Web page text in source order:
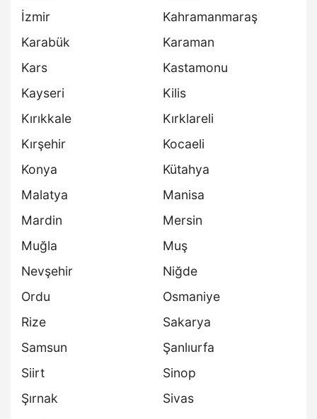
İzmir
Kahramanmaraş
Karabük
Karaman
Kars
Kastamonu
Kayseri
Kilis
Kırıkkale
Kırklareli
Kırşehir
Kocaeli
Konya
Kütahya
Malatya
Manisa
Mardin
Mersin
Muğla
Muş
Nevşehir
Niğde
Ordu
Osmaniye
Rize
Sakarya
Samsun
Şanlıurfa
Siirt
Sinop
Şırnak
Sivas